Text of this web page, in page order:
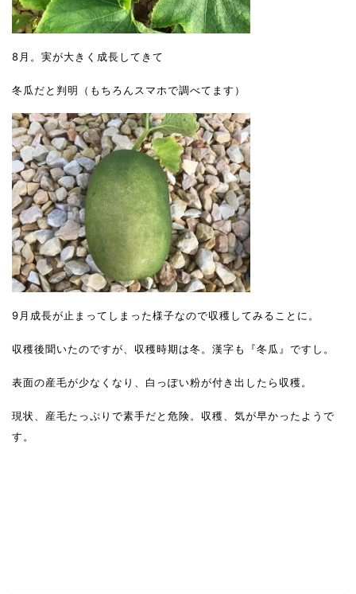
8月。実が大きく成長してきて
冬瓜だと判明（もちろんスマホで調べてます）
9月成長が止まってしまった様子なので収穫してみることに。
収穫後聞いたのですが、収穫時期は冬。漢字も『冬瓜』ですし。
表面の産毛が少なくなり、白っぽい粉が付き出したら収穫。
現状、産毛たっぷりで素手だと危険。収穫、気が早かったようで
す。